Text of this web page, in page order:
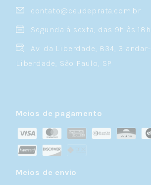
contato@ceudeprata.com.br
Segunda à sexta, das 9h às 18h
Av. da Liberdade, 834, 3 andar-
Liberdade, São Paulo, SP
Meios de pagamento
Meios de envio